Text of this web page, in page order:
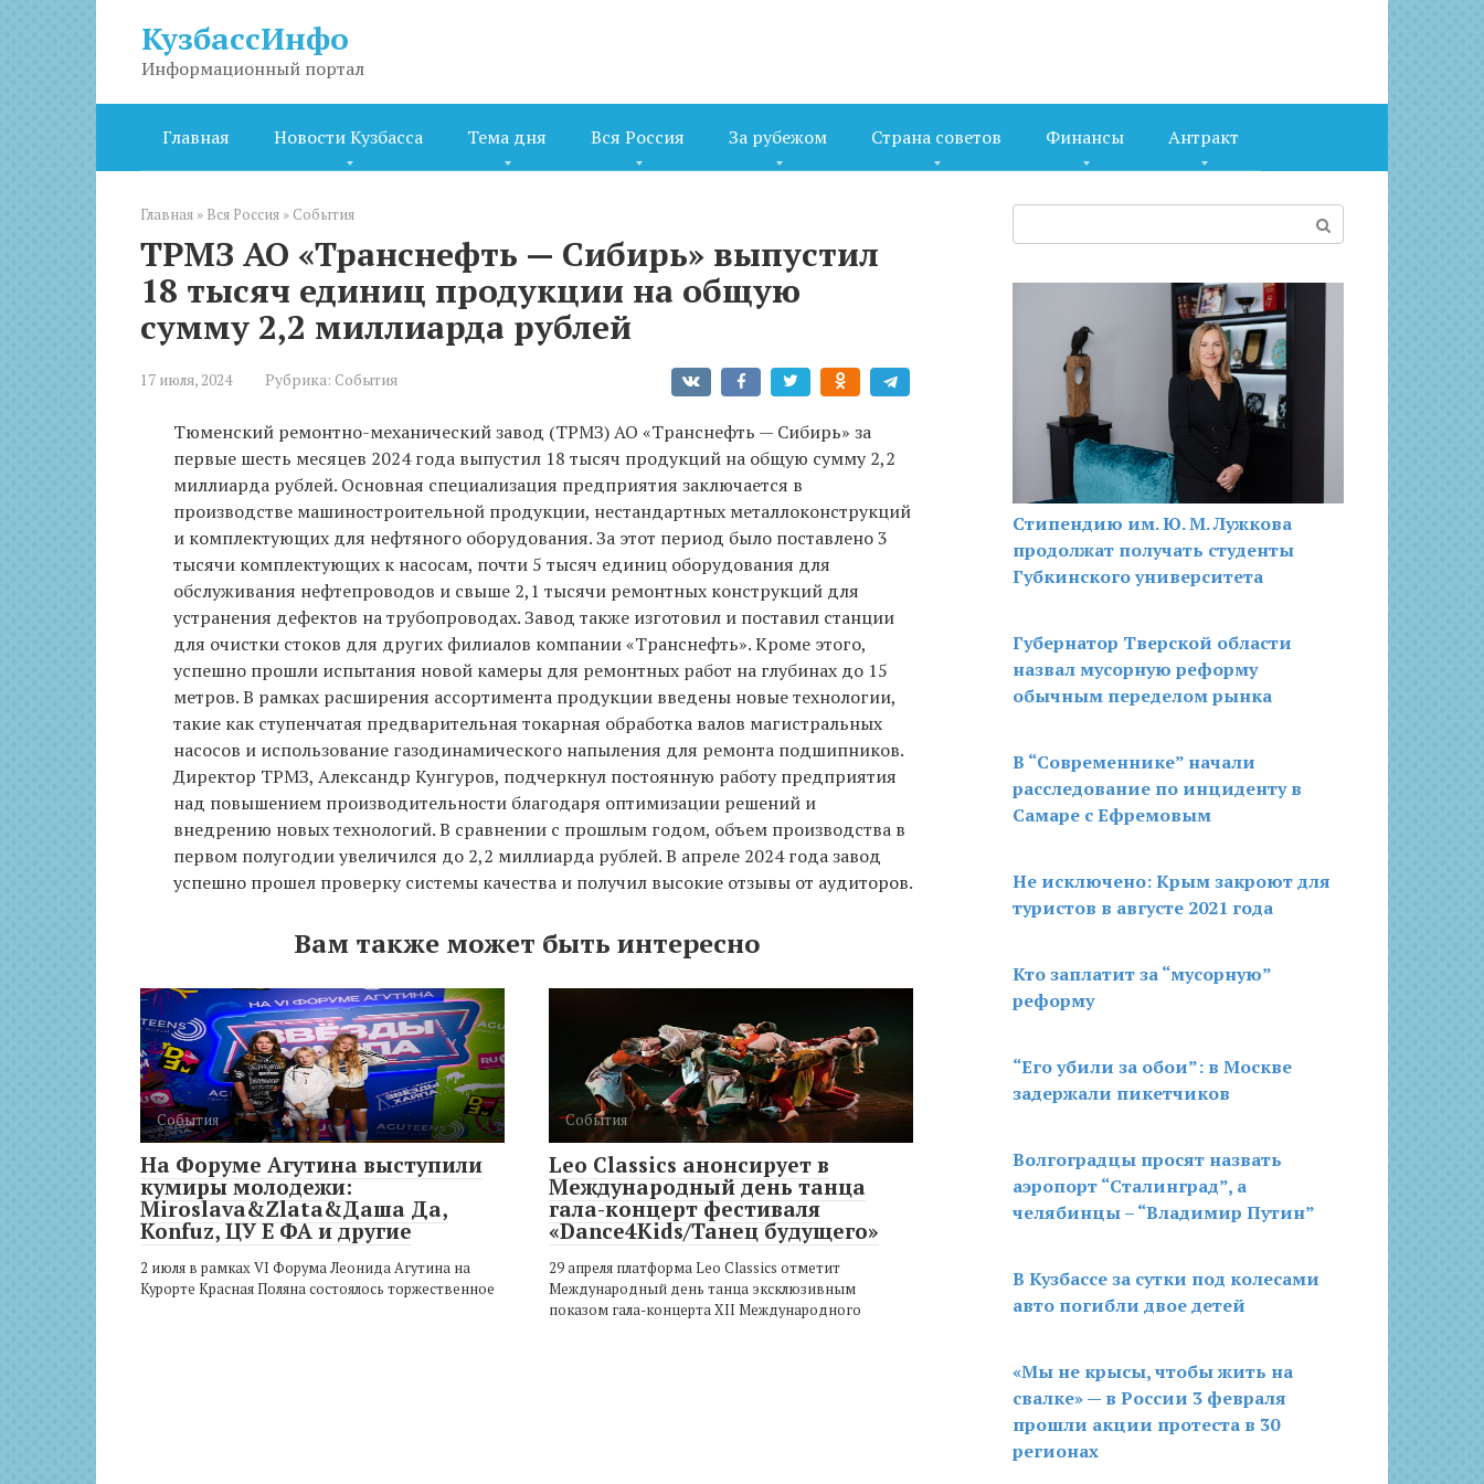
КузбассИнфо
Информационный портал
Главная Новости Кузбасса Тема дня Вся Россия За рубежом Страна советов Финансы Антракт
Главная » Вся Россия » События
ТРМЗ АО «Транснефть — Сибирь» выпустил
18 тысяч единиц продукции на общую
сумму 2,2 миллиарда рублей
17 июля, 2024 Рубрика: События
Тюменский ремонтно-механический завод (ТРМЗ) АО «Транснефть — Сибирь» за
первые шесть месяцев 2024 года выпустил 18 тысяч продукций на общую сумму 2,2
миллиарда рублей. Основная специализация предприятия заключается в
производстве машиностроительной продукции, нестандартных металлоконструкций
и комплектующих для нефтяного оборудования. За этот период было поставлено 3
тысячи комплектующих к насосам, почти 5 тысяч единиц оборудования для
обслуживания нефтепроводов и свыше 2,1 тысячи ремонтных конструкций для
устранения дефектов на трубопроводах. Завод также изготовил и поставил станции
для очистки стоков для других филиалов компании «Транснефть». Кроме этого,
успешно прошли испытания новой камеры для ремонтных работ на глубинах до 15
метров. В рамках расширения ассортимента продукции введены новые технологии,
такие как ступенчатая предварительная токарная обработка валов магистральных
насосов и использование газодинамического напыления для ремонта подшипников.
Директор ТРМЗ, Александр Кунгуров, подчеркнул постоянную работу предприятия
над повышением производительности благодаря оптимизации решений и
внедрению новых технологий. В сравнении с прошлым годом, объем производства в
первом полугодии увеличился до 2,2 миллиарда рублей. В апреле 2024 года завод
успешно прошел проверку системы качества и получил высокие отзывы от аудиторов.
Вам также может быть интересно
События
На Форуме Агутина выступили
кумиры молодежи:
Miroslava&Zlata&Даша Да,
Konfuz, ЦУ Е ФА и другие
2 июля в рамках VI Форума Леонида Агутина на
Курорте Красная Поляна состоялось торжественное
События
Leo Classics анонсирует в
Международный день танца
гала-концерт фестиваля
«Dance4Kids/Танец будущего»
29 апреля платформа Leo Classics отметит
Международный день танца эксклюзивным
показом гала-концерта ХII Международного
Стипендию им. Ю. М. Лужкова
продолжат получать студенты
Губкинского университета
Губернатор Тверской области
назвал мусорную реформу
обычным переделом рынка
В “Современнике” начали
расследование по инциденту в
Самаре с Ефремовым
Не исключено: Крым закроют для
туристов в августе 2021 года
Кто заплатит за “мусорную”
реформу
“Его убили за обои”: в Москве
задержали пикетчиков
Волгоградцы просят назвать
аэропорт “Сталинград”, а
челябинцы – “Владимир Путин”
В Кузбассе за сутки под колесами
авто погибли двое детей
«Мы не крысы, чтобы жить на
свалке» — в России 3 февраля
прошли акции протеста в 30
регионах